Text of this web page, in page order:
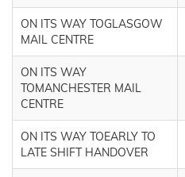
ON ITS WAY TOGLASGOW
MAIL CENTRE
ON ITS WAY
TOMANCHESTER MAIL
CENTRE
ON ITS WAY TOEARLY TO
LATE SHIFT HANDOVER